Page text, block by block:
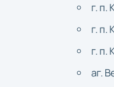
г. п.
г. п.
г. п.
аг.